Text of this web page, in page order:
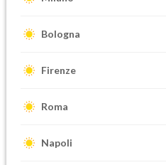
Bologna
Firenze
Roma
Napoli